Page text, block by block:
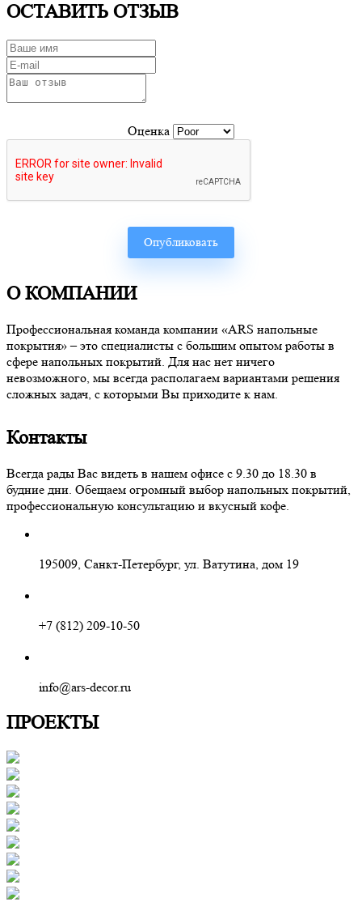
ОСТАВИТЬ ОТЗЫВ
Оценка
О КОМПАНИИ
Профессиональная команда компании «ARS напольные
покрытия» – это специалисты с большим опытом работы в
сфере напольных покрытий. Для нас нет ничего
невозможного, мы всегда располагаем вариантами решения
сложных задач, с которыми Вы приходите к нам.
Контакты
Всегда рады Вас видеть в нашем офисе с 9.30 до 18.30 в
будние дни. Обещаем огромный выбор напольных покрытий,
профессиональную консультацию и вкусный кофе.
195009, Санкт-Петербург, ул. Ватутина, дом 19
+7 (812) 209-10-50
info@ars-decor.ru
ПРОЕКТЫ